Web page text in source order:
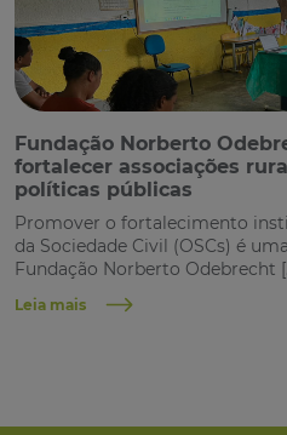
Fundação Norberto
fortalecer associações
políticas públicas
Promover o fortalecimento
da Sociedade Civil (OSCs) é
Fundação Norberto Odebrecht
Leia mais